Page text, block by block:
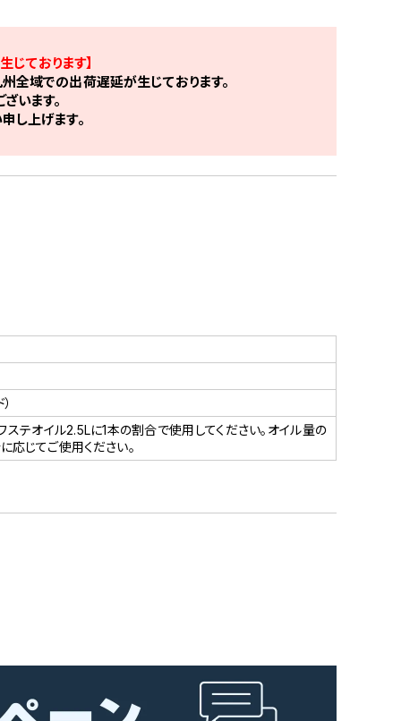
ております】
全域での出荷遅延が生じております。
います。
し上げます。
ステオイル2.5Lに1本の割合で使用してください。オイル量の
応じてご使用ください。